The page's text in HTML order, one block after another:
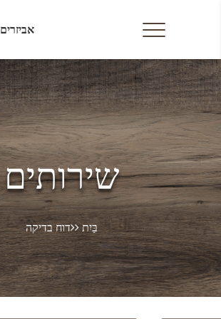
אביזרים
שירותים
בַּיִת דוח בדיקה